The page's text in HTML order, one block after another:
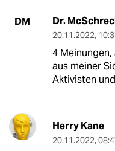
DM Dr.
20.11.2022,
4
aus meiner
Aktivisten
Herry Kane
20.11.2022,